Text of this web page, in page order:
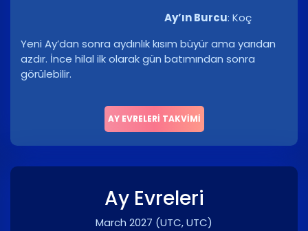
Ay’ın Burcu: Koç
Yeni Ay’dan sonra aydınlık kısım büyür ama yarıdan
azdır. İnce hilal ilk olarak gün batımından sonra
görülebilir.
AY EVRELERI TAKVIMI
Ay Evreleri
March 2027 (UTC, UTC)